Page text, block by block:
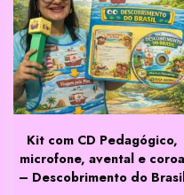
Kit com CD Pedagógico,
microfone, avental e coroa
– Descobrimento do